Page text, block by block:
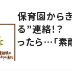
保育園から
る”連絡！
ったら…「素